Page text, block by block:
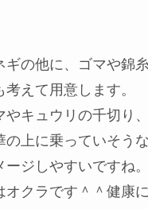
ギの他に、ゴマや錦
えて用意します。
やキュウリの千切り
の上に乗っていそう
ジしやすいですね。
オクラです＾＾健康